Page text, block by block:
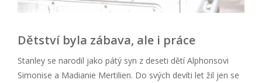
Dětství byla zábava, ale i práce
Stanley se narodil jako pátý syn z deseti dětí Alphonsovi
Simonise a Madianie Mertilien. Do svých devíti let žil jen se